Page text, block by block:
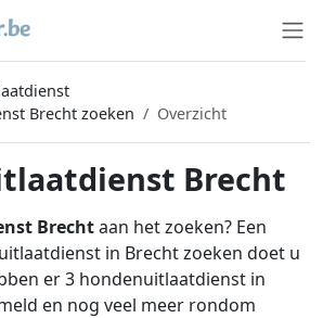
Brecht zoeken
Overzicht
Brecht
Brechtaan het zoeken? Een
in Brecht zoeken doet u
er 3 hondenuitlaatdienst in
en nog veel meer rondom